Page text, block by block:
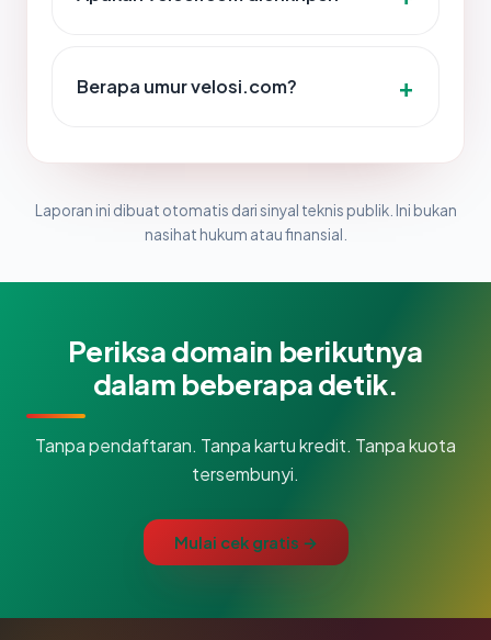
Berapa umur velosi.com?
Laporan ini dibuat otomatis dari sinyal teknis publik. Ini bukan
nasihat hukum atau finansial.
Periksa domain berikutnya
dalam beberapa detik.
Tanpa pendaftaran. Tanpa kartu kredit. Tanpa kuota
tersembunyi.
Mulai cek gratis →